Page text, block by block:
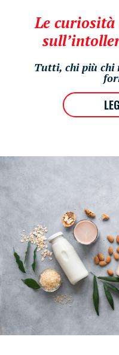
Le curiosità
Tutti, chi più chi